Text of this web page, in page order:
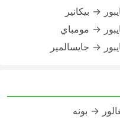
→ بيكانير
→ مومباي
→ جايسالمير
→ بونه